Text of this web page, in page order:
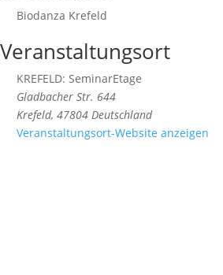
Biodanza Krefeld
Veranstaltungsort
KREFELD: SeminarEtage
Gladbacher Str. 644
Krefeld, 47804 Deutschland
Veranstaltungsort-Website anzeigen